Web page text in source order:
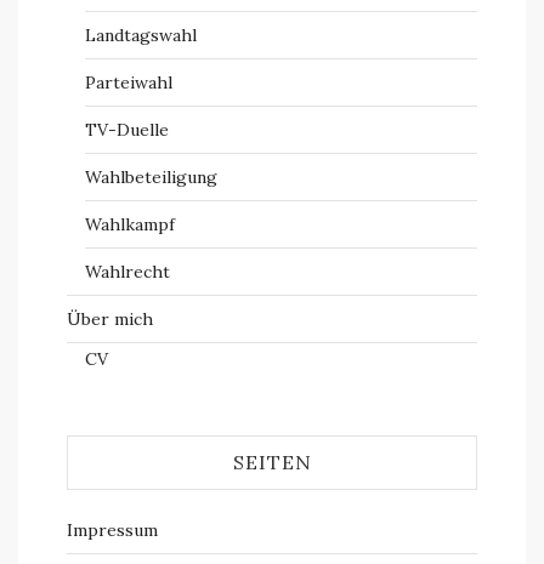
Landtagswahl
Parteiwahl
TV-Duelle
Wahlbeteiligung
Wahlkampf
Wahlrecht
Über mich
CV
SEITEN
Impressum